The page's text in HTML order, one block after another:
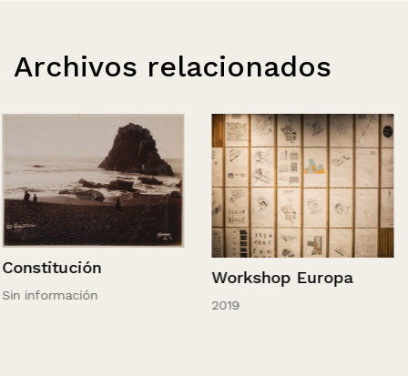
Archivos relacionados
Constitución
Sin información
Workshop Europa
2019